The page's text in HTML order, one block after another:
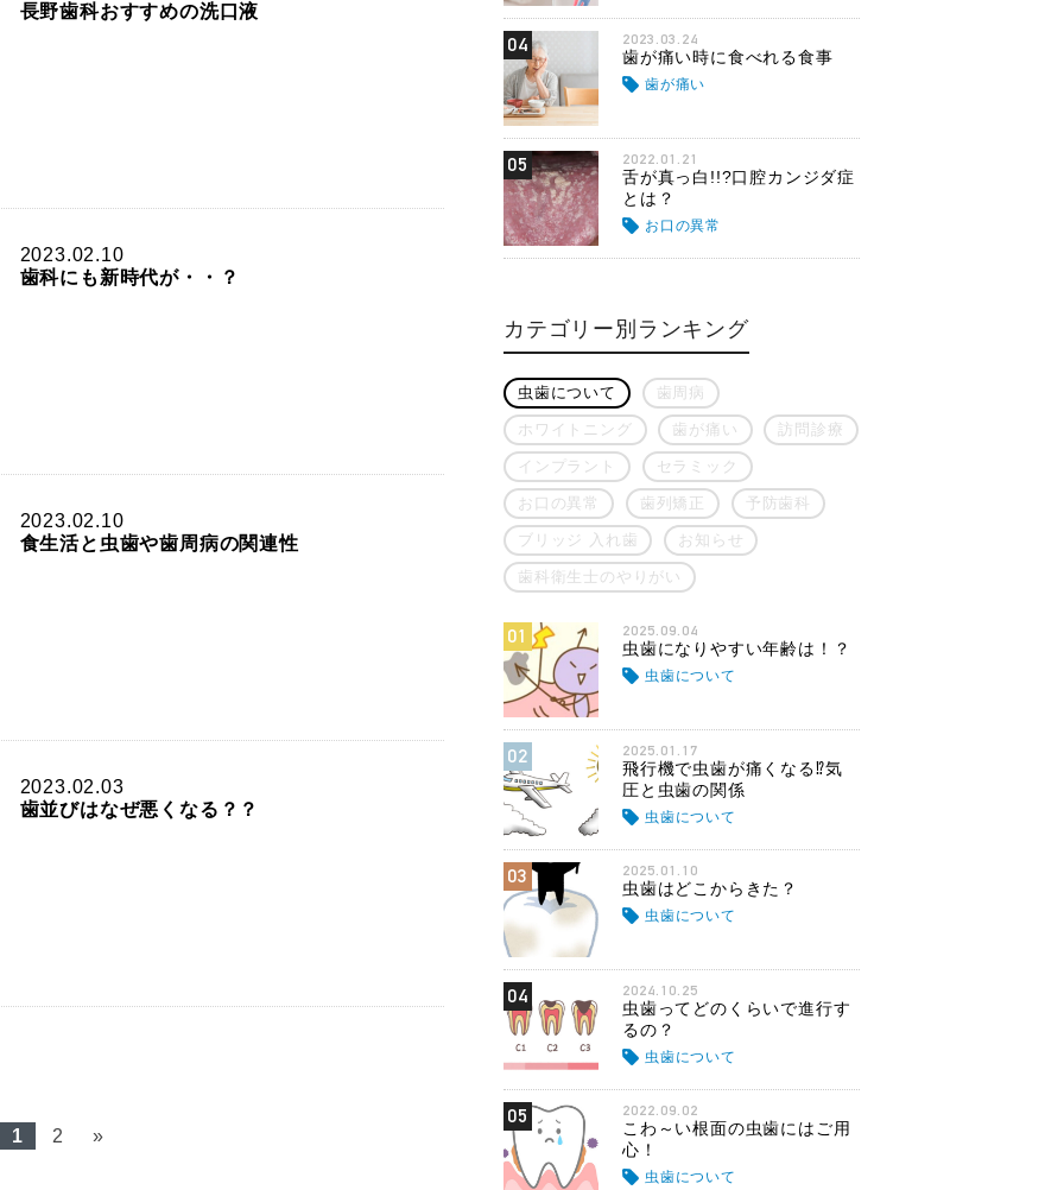
長野歯科おすすめの洗口液
2023.02.10
歯科にも新時代が・・？
2023.02.10
食生活と虫歯や歯周病の関連性
2023.02.03
歯並びはなぜ悪くなる？？
1 2 »
04 2023.03.24
歯が痛い時に食べれる食事
歯が痛い
05 2022.01.21
舌が真っ白!!?口腔カンジダ症
とは？
お口の異常
カテゴリー別ランキング
虫歯について 歯周病
ホワイトニング 歯が痛い 訪問診療
インプラント セラミック
お口の異常 歯列矯正 予防歯科
ブリッジ 入れ歯 お知らせ
歯科衛生士のやりがい
01 2025.09.04
虫歯になりやすい年齢は！？
虫歯について
02 2025.01.17
飛行機で虫歯が痛くなる⁉気
圧と虫歯の関係
虫歯について
03 2025.01.10
虫歯はどこからきた？
虫歯について
04 2024.10.25
虫歯ってどのくらいで進行す
るの？
虫歯について
05 2022.09.02
こわ～い根面の虫歯にはご用
心！
虫歯について